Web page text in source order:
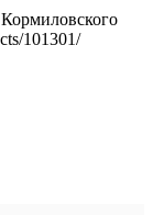
101301/